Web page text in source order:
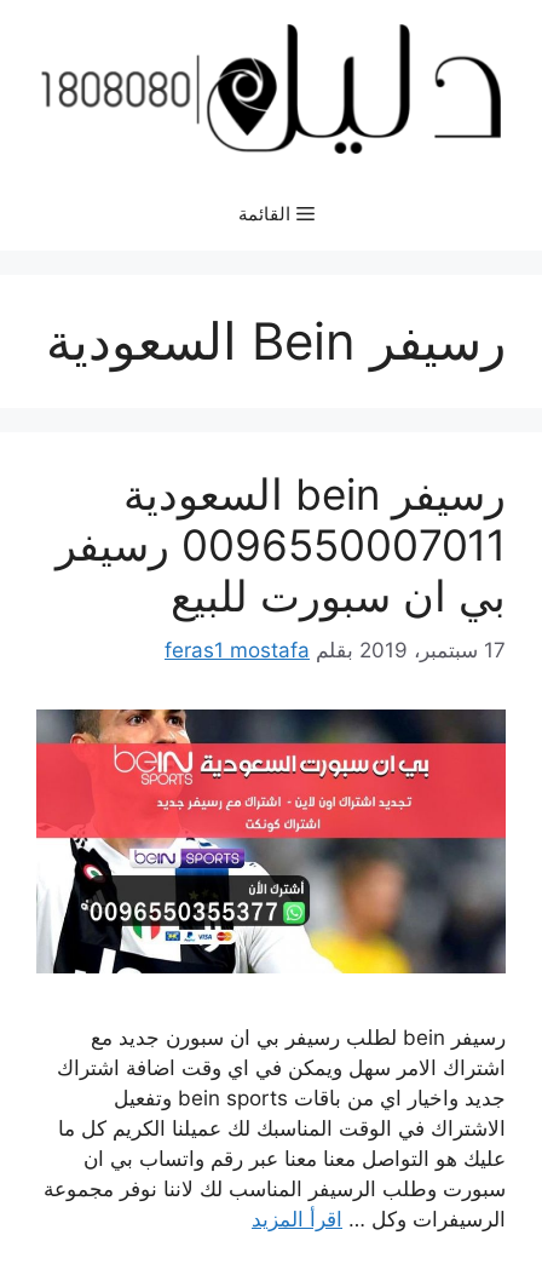
المحتوى
القائمة
رسيفر Bein السعودية
رسيفر bein السعودية
0096550007011 رسيفر
بي ان سبورت للبيع
17 سبتمبر، 2019 بقلم feras1 mostafa
رسيفر bein لطلب رسيفر بي ان سبورن جديد مع
اشتراك الامر سهل ويمكن في اي وقت اضافة اشتراك
جديد واخيار اي من باقات bein sports وتفعيل
الاشتراك في الوقت المناسبك لك عميلنا الكريم كل ما
عليك هو التواصل معنا معنا عبر رقم واتساب بي ان
سبورت وطلب الرسيفر المناسب لك لاننا نوفر مجموعة
الرسيفرات وكل … اقرأ المزيد